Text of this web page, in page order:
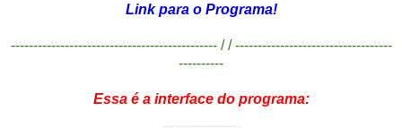
Link para o Programa!
---------------------------------------------- / / -----------------------------------
----------
Essa é a interface do programa: